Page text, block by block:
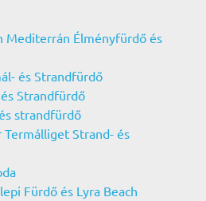
Mediterrán Élményfürdő és
és Strandfürdő
Strandfürdő
strandfürdő
Strand- és
Fürdő és Lyra Beach